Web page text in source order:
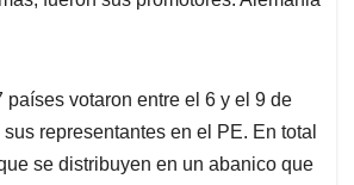
países votaron entre el 6 y el 9 de
representantes en el PE. En total
se distribuyen en un abanico que